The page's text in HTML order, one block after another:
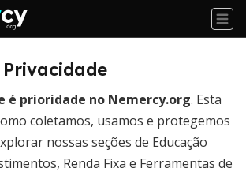
é prioridade no Nemercy.org. Esta
coletamos, usamos e protegemos
nossas seções de Educação
Renda Fixa e Ferramentas de